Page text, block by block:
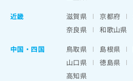
近畿
滋賀県 京都府
奈良県
和歌山県
中国・四国
鳥取県 島根県
山口県
徳島県
高知県